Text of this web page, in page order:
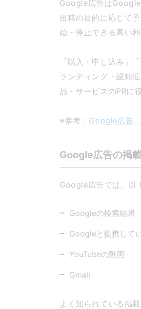
Google広告はGoogle
出稿の目的に応じて
始・停止できる高い
「購入・申し込み」
ランディング・認知
品・サービスのPRに
※参考： Google広告.
Google広告の掲
Google広告では、以
Googleの検索結果
Googleと提携して
YouTubeの動画
Gmail
よく知られている掲